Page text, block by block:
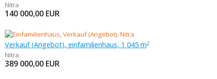
Nitra
140 000,00 EUR
Verkauf (Angebot), einfamilienhaus, 1 045 m2
Nitra
389 000,00 EUR